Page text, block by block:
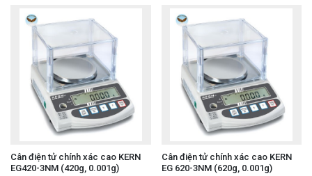
Cân điện tử chính xác cao KERN
EG420-3NM (420g, 0.001g)
Cân điện tử chính xác cao KERN
EG 620-3NM (620g, 0.001g)